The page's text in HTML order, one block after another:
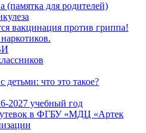
(памятка для родителей)
вакцинация против гриппа!
детьми: что это такое?
2027 учебный год
в ФГБУ «МДЦ «Артек